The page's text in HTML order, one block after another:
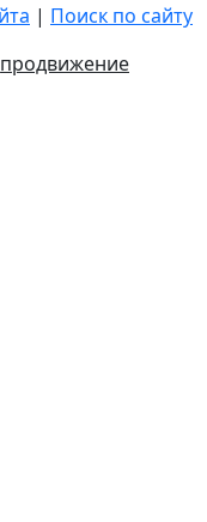
| Поиск по сайту
продвижение